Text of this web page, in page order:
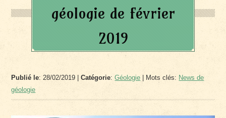
géologie de février
2019
Publié le: 28/02/2019 |Catégorie:Géologie | Mots clés: News de
géologie